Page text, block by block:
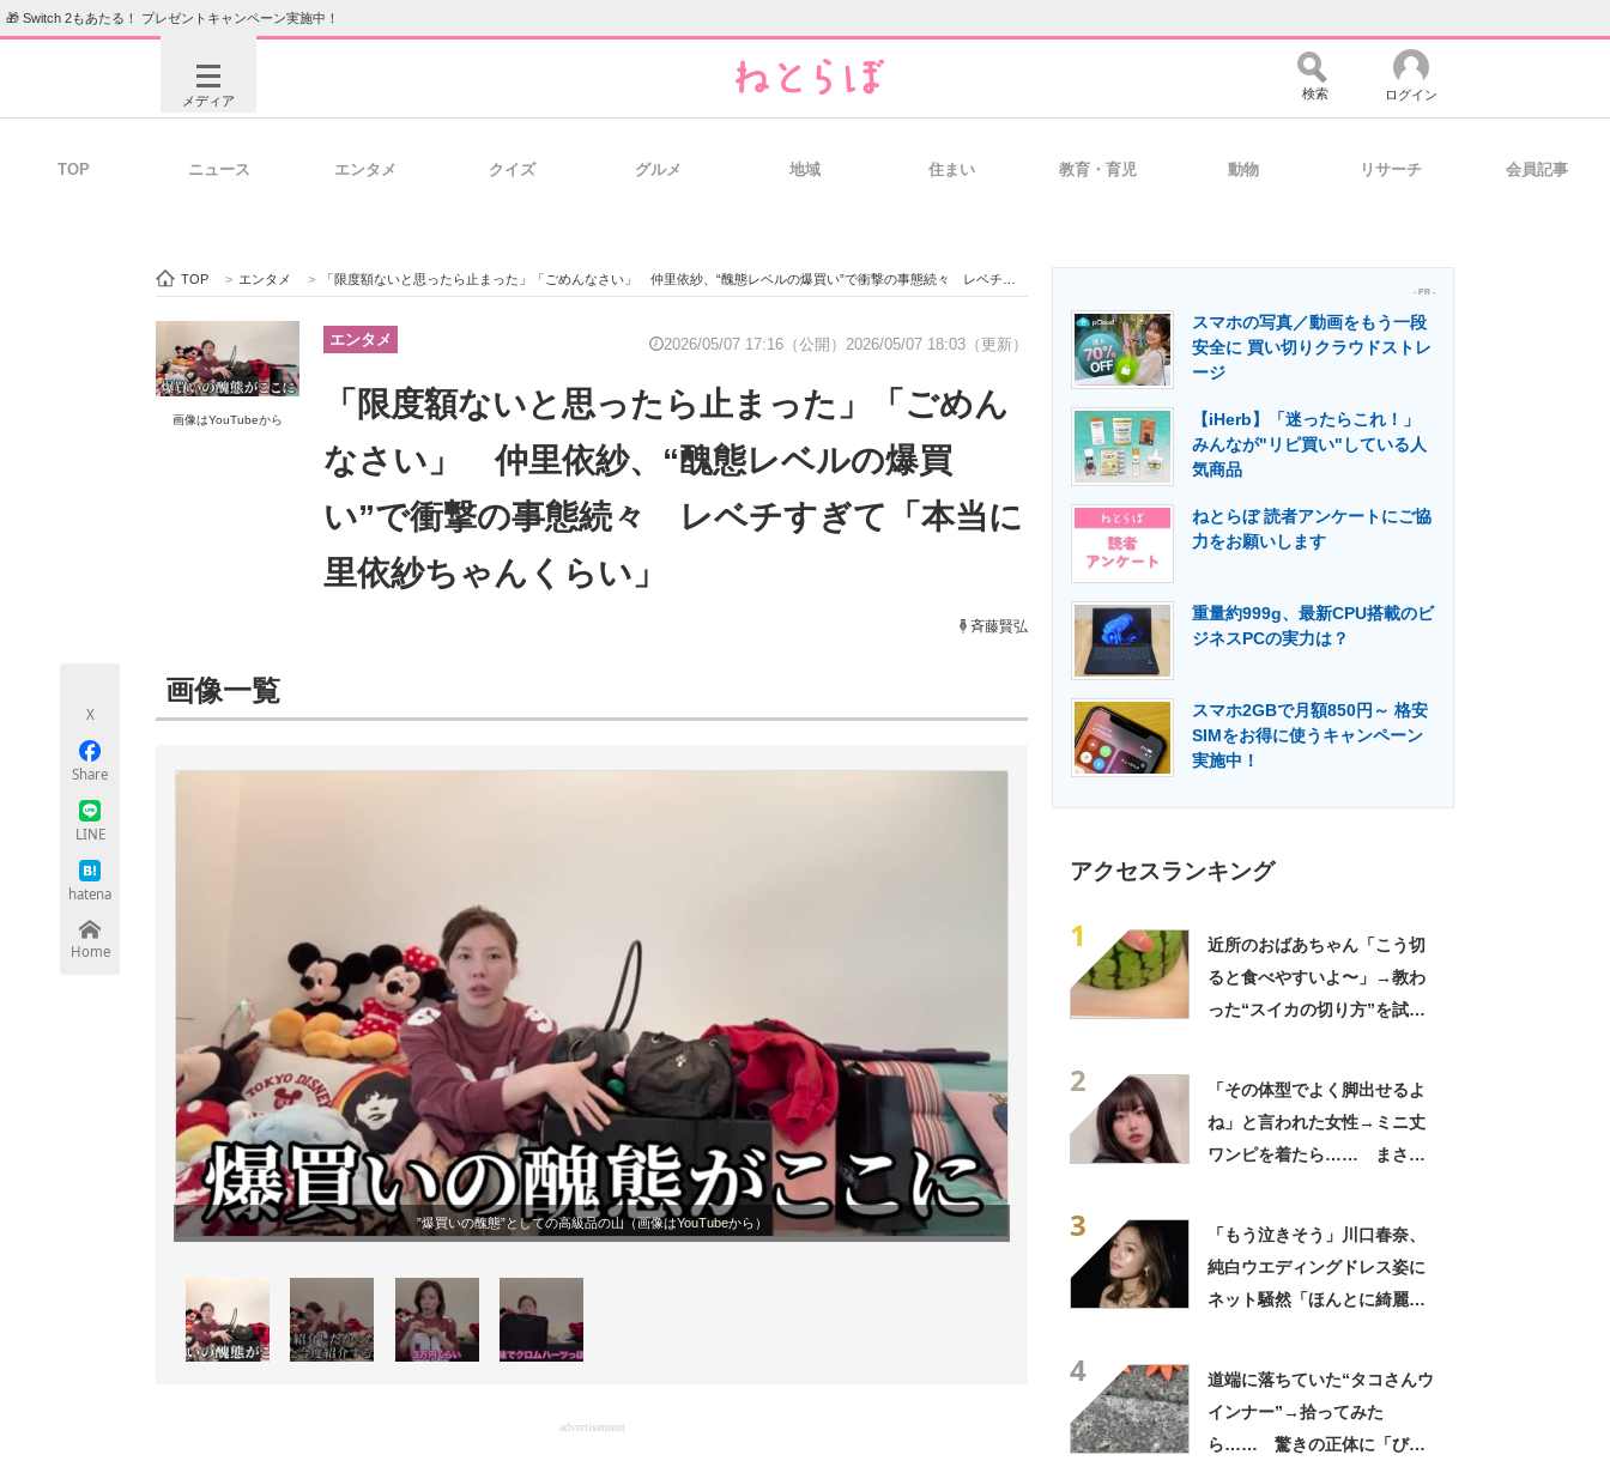
🎁 Switch 2もあたる！ プレゼントキャンペーン実施中！
メディア
ビジネスと働き方のヒント 経営リーダーのコミュニティ マーケ×ITの今がよく分かる
製造業のIT導入・活用を支援
モノづくり技術者専門サイト エネルギーの専門メディア 建設×テクノロジーの最前線
検索 ログイン
TOP ニュース エンタメ クイズ グルメ 地域 住まい 教育・育児 動物 リサーチ 会員記事
TOP > エンタメ > 「限度額ないと思ったら止まった」「ごめんなさい」 仲里依紗、“醜態レベルの爆買い”で衝撃の事態続々 レベチすぎて「本当に里依紗ちゃんくらい」
画像はYouTubeから
エンタメ 2026/05/07 17:16（公開） 2026/05/07 18:03（更新）
「限度額ないと思ったら止まった」「ごめん
なさい」 仲里依紗、“醜態レベルの爆買
い”で衝撃の事態続々 レベチすぎて「本当に
里依紗ちゃんくらい」
斉藤賢弘
X
Share
LINE
hatena
Home
画像一覧
”爆買いの醜態”としての高級品の山（画像はYouTubeから）
advertisement
- PR -
スマホの写真／動画をもう一段
安全に 買い切りクラウドストレ
ージ
【iHerb】「迷ったらこれ！」
みんなが"リピ買い"している人
気商品
ねとらぼ 読者アンケートにご協
力をお願いします
重量約999g、最新CPU搭載のビ
ジネスPCの実力は？
スマホ2GBで月額850円～ 格安
SIMをお得に使うキャンペーン
実施中！
アクセスランキング
1
近所のおばあちゃん「こう切
ると食べやすいよ〜」→教わ
った“スイカの切り方”を試し
2
「その体型でよく脚出せるよ
ね」と言われた女性→ミニ丈
ワンピを着たら…… まさか
3
「もう泣きそう」川口春奈、
純白ウエディングドレス姿に
ネット騒然「ほんとに綺麗」
4
道端に落ちていた“タコさんウ
インナー”→拾ってみた
ら…… 驚きの正体に「びっ